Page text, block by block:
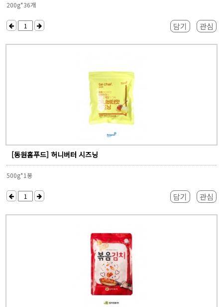
200g*36개
담기 관심
[동원홈푸드] 허니버터 시즈닝
500g*1봉
담기 관심